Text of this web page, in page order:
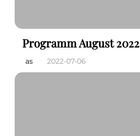
Programm August 2022
as 2022-07-06